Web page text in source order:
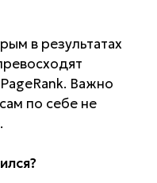
в результатах
Важно
по себе не